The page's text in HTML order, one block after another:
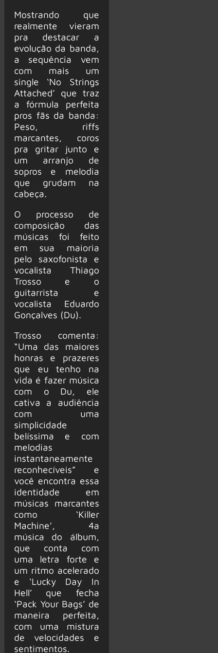
Mostrando que
realmente vieram
pra destacar a
evolução da banda,
a sequência vem
com mais um
single ‘No Strings
Attached’ que traz
a fórmula perfeita
pros fãs da banda:
Peso, riffs
marcantes, coros
pra gritar junto e
um arranjo de
sopros e melodia
que grudam na
cabeça.
O processo de
composição das
músicas foi feito
em sua maioria
pelo saxofonista e
vocalista Thiago
Trosso e o
guitarrista e
vocalista Eduardo
Gonçalves (Du).
Trosso comenta:
“Uma das maiores
honras e prazeres
que eu tenho na
vida é fazer música
com o Du, ele
cativa a audiência
com uma
simplicidade
belíssima e com
melodias
instantaneamente
reconhecíveis” e
você encontra essa
identidade em
músicas marcantes
como ‘Killer
Machine’, 4a
música do álbum,
que conta com
uma letra forte e
um ritmo acelerado
e ‘Lucky Day In
Hell’ que fecha
‘Pack Your Bags’ de
maneira perfeita,
com uma mistura
de velocidades e
sentimentos.